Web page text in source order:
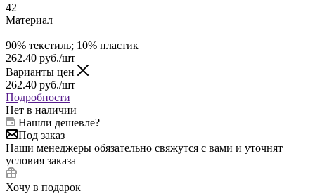
42
Материал
—
90% текстиль; 10% пластик
262.40 руб./шт
Варианты цен
262.40 руб./шт
Подробности
Нет в наличии
Нашли дешевле?
Под заказ
Наши менеджеры обязательно свяжутся с вами и уточнят
условия заказа
Хочу в подарок